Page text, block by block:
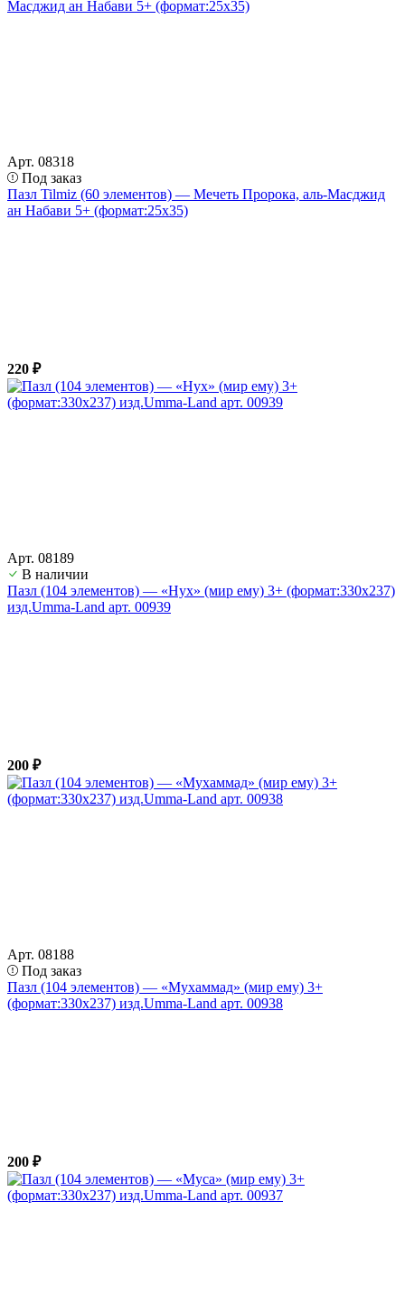
Арт. 08318
Под заказ
Пазл Tilmiz (60 элементов) — Мечеть Пророка, аль-Масджид
ан Набави 5+ (формат:25х35)
220 ₽
Арт. 08189
В наличии
Пазл (104 элементов) — «Нух» (мир ему) 3+ (формат:330х237)
изд.Umma-Land арт. 00939
200 ₽
Арт. 08188
Под заказ
Пазл (104 элементов) — «Мухаммад» (мир ему) 3+
(формат:330х237) изд.Umma-Land арт. 00938
200 ₽